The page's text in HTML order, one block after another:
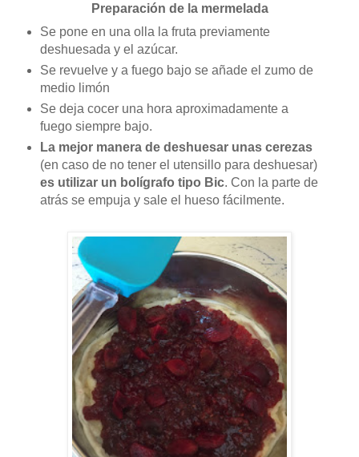
Preparación de la mermelada
Se pone en una olla la fruta previamente
deshuesada y el azúcar.
Se revuelve y a fuego bajo se añade el zumo de
medio limón
Se deja cocer una hora aproximadamente a
fuego siempre bajo.
La mejor manera de deshuesar unas cerezas
(en caso de no tener el utensillo para deshuesar)
es utilizar un bolígrafo tipo Bic. Con la parte de
atrás se empuja y sale el hueso fácilmente.